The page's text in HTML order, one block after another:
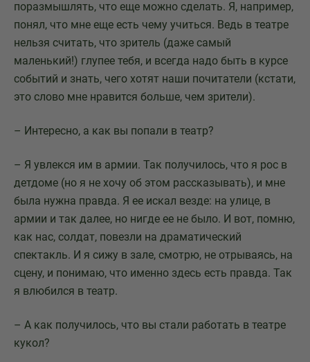
поразмышлять, что еще можно сделать. Я, например,
понял, что мне еще есть чему учиться. Ведь в театре
нельзя считать, что зритель (даже самый
маленький!) глупее тебя, и всегда надо быть в курсе
событий и знать, чего хотят наши почитатели (кстати,
это слово мне нравится больше, чем зрители).
– Интересно, а как вы попали в театр?
– Я увлекся им в армии. Так получилось, что я рос в
детдоме (но я не хочу об этом рассказывать), и мне
была нужна правда. Я ее искал везде: на улице, в
армии и так далее, но нигде ее не было. И вот, помню,
как нас, солдат, повезли на драматический
спектакль. И я сижу в зале, смотрю, не отрываясь, на
сцену, и понимаю, что именно здесь есть правда. Так
я влюбился в театр.
– А как получилось, что вы стали работать в театре
кукол?